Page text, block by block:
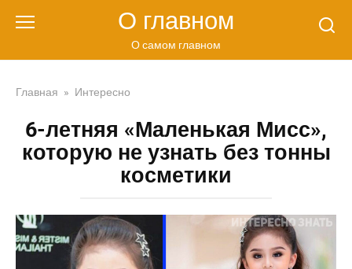
О главном
О самом главном
Главная » Интересно
6-летняя «Маленькая Мисс»,
которую не узнать без тонны
косметики